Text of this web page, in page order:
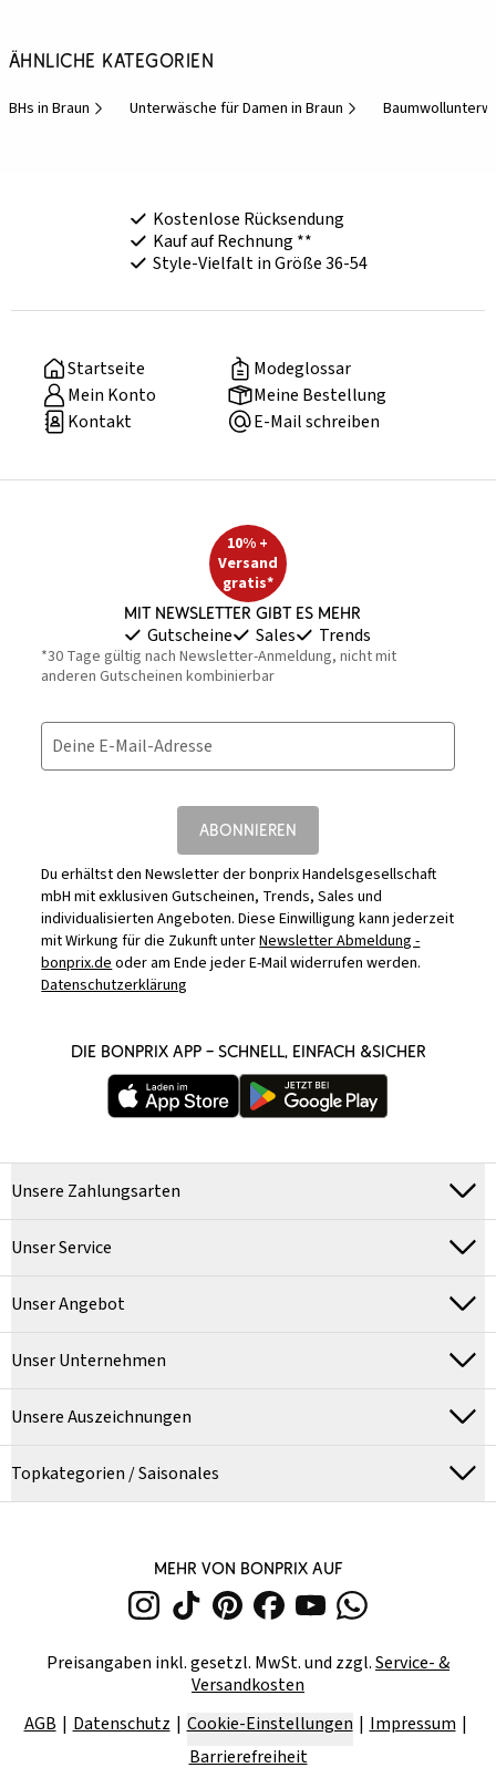
Ähnliche Kategorien
BHs in Braun Unterwäsche für Damen in Braun
Kostenlose Rücksendung
Kauf auf Rechnung **
Style-Vielfalt in Größe 36-54
Startseite
Modeglossar
Mein Konto
Meine Bestellung
Kontakt
E-Mail schreiben
10% +
Versand
gratis*
Mit Newsletter gibt es mehr
Gutscheine Sales Trends
*30 Tage gültig nach Newsletter-Anmeldung, nicht mit
anderen Gutscheinen kombinierbar
Deine E-Mail-Adresse
ABONNIEREN
Du erhältst den Newsletter der bonprix Handelsgesellschaft
mbH mit exklusiven Gutscheinen, Trends, Sales und
individualisierten Angeboten. Diese Einwilligung kann jederzeit
mit Wirkung für die Zukunft unterNewsletter Abmeldung -
bonprix.deoder am Ende jeder E-Mail widerrufen werden.
Datenschutzerklärung
DIE BONPRIX APP – SCHNELL, EINFACH &SICHER
Unsere Zahlungsarten
Unser Service
Unser Angebot
Unser Unternehmen
Unsere Auszeichnungen
Topkategorien / Saisonales
MEHR VON BONPRIX AUF
Preisangaben inkl. gesetzl. MwSt. und zzgl.Service- &
Versandkosten
AGB
Datenschutz Cookie-Einstellungen
Impressum
Barrierefreiheit